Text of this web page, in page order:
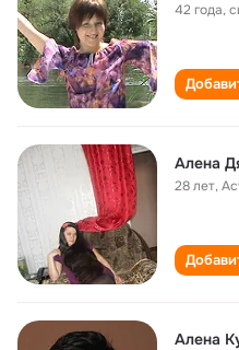
42 года,
Алена
28 лет,
Алена